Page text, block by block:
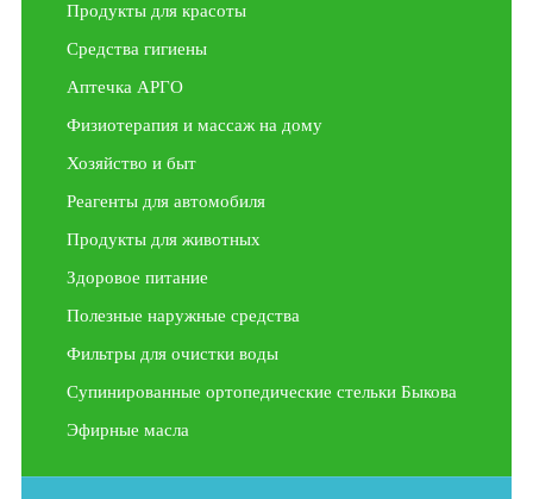
Продукты для красоты
Средства гигиены
Аптечка АРГО
Физиотерапия и массаж на дому
Хозяйство и быт
Реагенты для автомобиля
Продукты для животных
Здоровое питание
Полезные наружные средства
Фильтры для очистки воды
Супинированные ортопедические стельки Быкова
Эфирные масла